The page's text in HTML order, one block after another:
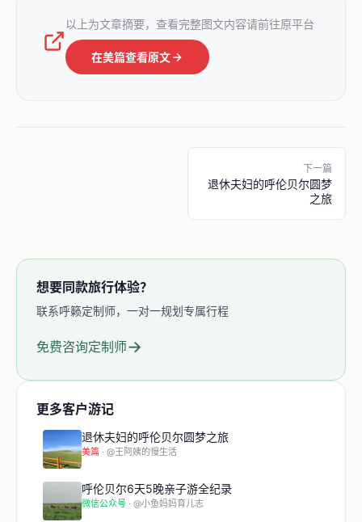
以上为文章摘要，查看完整图文内容请前往原平台
在美篇查看原文
下一篇
退休夫妇的呼伦贝尔圆梦
之旅
想要同款旅行体验？
联系呼籁定制师，一对一规划专属行程
免费咨询定制师→
更多客户游记
退休夫妇的呼伦贝尔圆梦之旅
美篇 · @王阿姨的慢生活
呼伦贝尔6天5晚亲子游全纪录
微信公众号 · @小鱼妈妈育儿志